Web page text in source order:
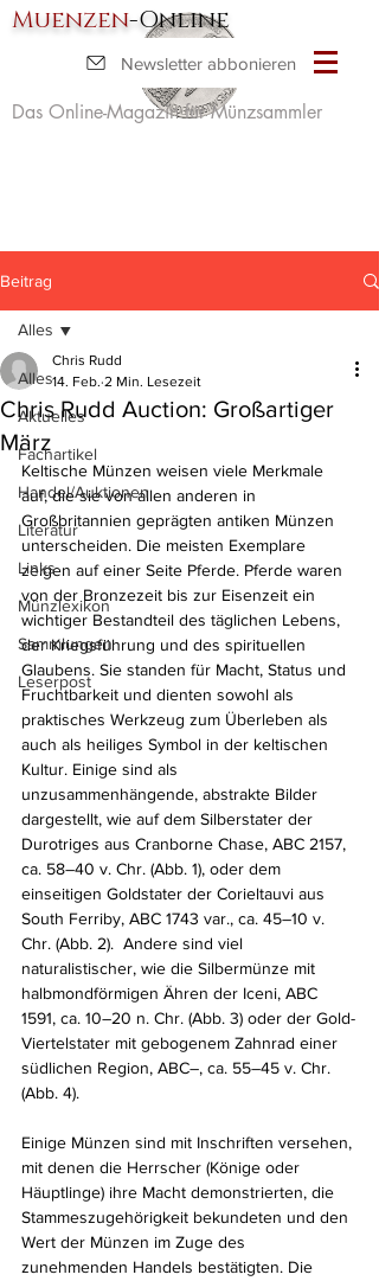
Muenzen-Online
Das Online-Magazin für Münzsammler
Newsletter abbonieren
Beitrag
Alles
Aktuelles
Fachartikel
Handel/Auktionen
Literatur
Links
Münzlexikon
Sammlungen
Leserpost
Alles
Chris Rudd Auction: Großartiger
März
Chris Rudd
14. Feb. 2 Min. Lesezeit
Keltische Münzen weisen viele Merkmale
auf, die sie von allen anderen in
Großbritannien geprägten antiken Münzen
unterscheiden. Die meisten Exemplare
zeigen auf einer Seite Pferde. Pferde waren
von der Bronzezeit bis zur Eisenzeit ein
wichtiger Bestandteil des täglichen Lebens,
der Kriegsführung und des spirituellen
Glaubens. Sie standen für Macht, Status und
Fruchtbarkeit und dienten sowohl als
praktisches Werkzeug zum Überleben als
auch als heiliges Symbol in der keltischen
Kultur. Einige sind als
unzusammenhängende, abstrakte Bilder
dargestellt, wie auf dem Silberstater der
Durotriges aus Cranborne Chase, ABC 2157,
ca. 58–40 v. Chr. (Abb. 1), oder dem
einseitigen Goldstater der Corieltauvi aus
South Ferriby, ABC 1743 var., ca. 45–10 v.
Chr. (Abb. 2).  Andere sind viel
naturalistischer, wie die Silbermünze mit
halbmondförmigen Ähren der Iceni, ABC
1591, ca. 10–20 n. Chr. (Abb. 3) oder der Gold-
Viertelstater mit gebogenem Zahnrad einer
südlichen Region, ABC–, ca. 55–45 v. Chr.
(Abb. 4).
Einige Münzen sind mit Inschriften versehen,
mit denen die Herrscher (Könige oder
Häuptlinge) ihre Macht demonstrierten, die
Stammeszugehörigkeit bekundeten und den
Wert der Münzen im Zuge des
zunehmenden Handels bestätigten. Die